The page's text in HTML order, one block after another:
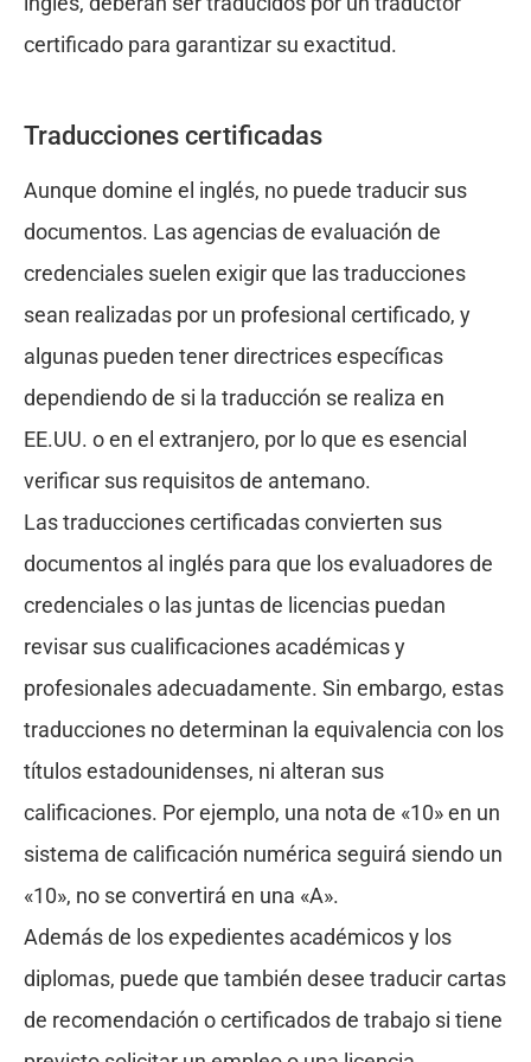
certificado para garantizar su exactitud.
Traducciones certificadas
Aunque domine el inglés, no puede traducir sus
documentos. Las agencias de evaluación de
credenciales suelen exigir que las traducciones
sean realizadas por un profesional certificado, y
algunas pueden tener directrices específicas
dependiendo de si la traducción se realiza en
EE.UU. o en el extranjero, por lo que es esencial
verificar sus requisitos de antemano.
Las traducciones certificadas convierten sus
documentos al inglés para que los evaluadores de
credenciales o las juntas de licencias puedan
revisar sus cualificaciones académicas y
profesionales adecuadamente. Sin embargo, estas
traducciones no determinan la equivalencia con los
títulos estadounidenses, ni alteran sus
calificaciones. Por ejemplo, una nota de «10» en un
sistema de calificación numérica seguirá siendo un
«10», no se convertirá en una «A».
Además de los expedientes académicos y los
diplomas, puede que también desee traducir cartas
de recomendación o certificados de trabajo si tiene